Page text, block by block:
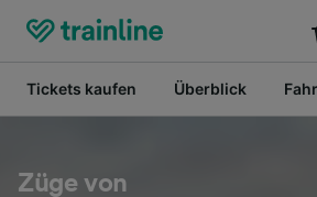
Tickets kaufen Überblick
Züge von